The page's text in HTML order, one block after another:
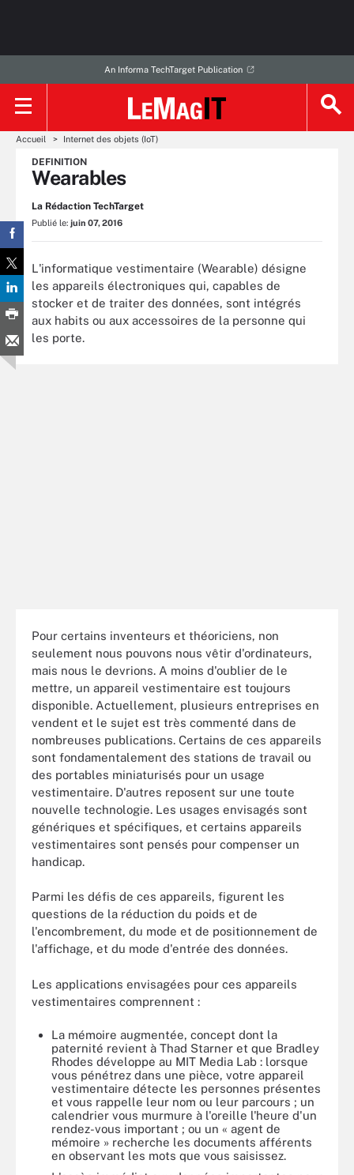
An Informa TechTarget Publication
Accueil Internet des objets (IoT)
DEFINITION
Wearables
La Rédaction TechTarget
Publié le: juin 07, 2016
L'informatique vestimentaire (Wearable) désigne
les appareils électroniques qui, capables de
stocker et de traiter des données, sont intégrés
aux habits ou aux accessoires de la personne qui
les porte.
Pour certains inventeurs et théoriciens, non
seulement nous pouvons nous vêtir d'ordinateurs,
mais nous le devrions. A moins d'oublier de le
mettre, un appareil vestimentaire est toujours
disponible. Actuellement, plusieurs entreprises en
vendent et le sujet est très commenté dans de
nombreuses publications. Certains de ces appareils
sont fondamentalement des stations de travail ou
des portables miniaturisés pour un usage
vestimentaire. D'autres reposent sur une toute
nouvelle technologie. Les usages envisagés sont
génériques et spécifiques, et certains appareils
vestimentaires sont pensés pour compenser un
handicap.
Parmi les défis de ces appareils, figurent les
questions de la réduction du poids et de
l'encombrement, du mode et de positionnement de
l'affichage, et du mode d'entrée des données.
Les applications envisagées pour ces appareils
vestimentaires comprennent :
La mémoire augmentée, concept dont la
paternité revient à Thad Starner et que Bradley
Rhodes développe au MIT Media Lab : lorsque
vous pénétrez dans une pièce, votre appareil
vestimentaire détecte les personnes présentes
et vous rappelle leur nom ou leur parcours ; un
calendrier vous murmure à l'oreille l'heure d'un
rendez-vous important ; ou un « agent de
mémoire » recherche les documents afférents
en observant les mots que vous saisissez.